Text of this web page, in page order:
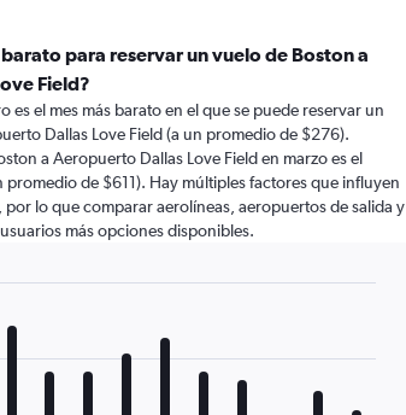
barato para reservar un vuelo de Boston a
Field?
es el mes más barato en el que se puede reservar un
Dallas Love Field (a un promedio de $276).
a Aeropuerto Dallas Love Field en marzo es el
promedio de $611). Hay múltiples factores que influyen
lo que comparar aerolíneas, aeropuertos de salida y
más opciones disponibles.